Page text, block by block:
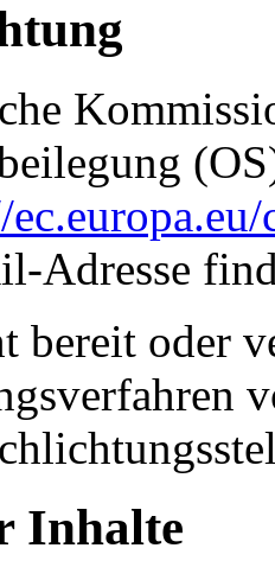
Adresse
bereit oder
Inhalte